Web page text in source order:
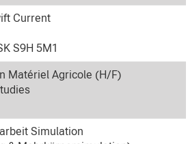
Current
S9H 5M1
Matériel Agricole (H/F)
Simulation